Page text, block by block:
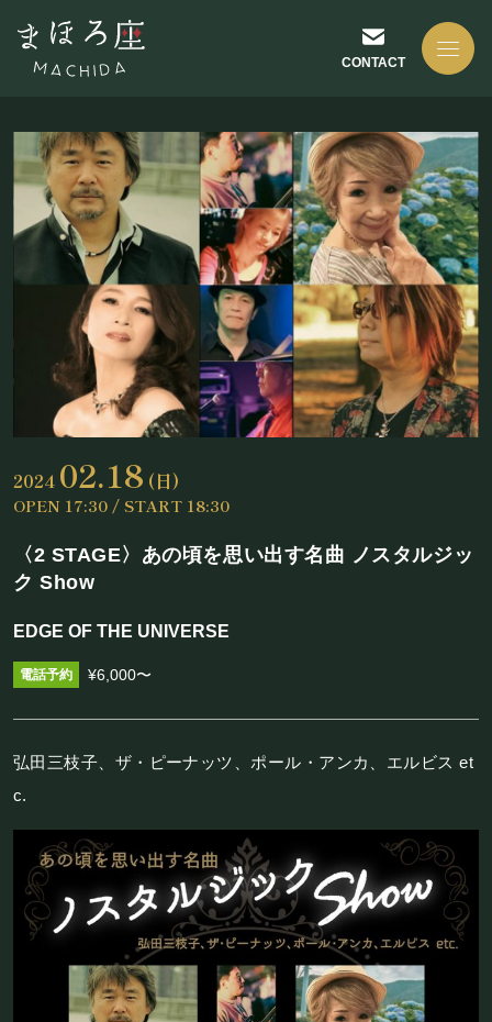
CONTACT
NEWS
お知らせ
ABOUT US
座長挨拶
機材リスト
SCHEDULE
RESERVATION
予約・当日の流れ
FOOD&DRINK
フード&ドリンク
2024 02.18 (日)
OPEN 17:30 / START 18:30
〈2 STAGE〉あの頃を思い出す名曲 ノスタルジッ
ク Show
EDGE OF THE UNIVERSE
¥6,000〜
弘田三枝子、ザ・ピーナッツ、ポール・アンカ、エルビス et
c.